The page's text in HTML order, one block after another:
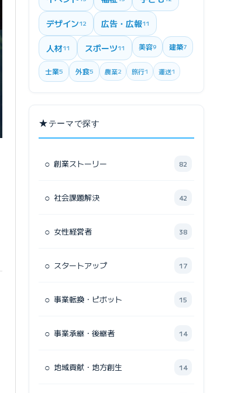
デザイン12 広告・広報11
人材11 スポーツ11 美容9 建築7
士業5 外食5 農業2 旅行1 運送1
★テーマで探す
○ 創業ストーリー 82
○ 社会課題解決 42
○ 女性経営者 38
○ スタートアップ 17
○ 事業転換・ピボット 15
○ 事業承継・後継者 14
○ 地域貢献・地方創生 14